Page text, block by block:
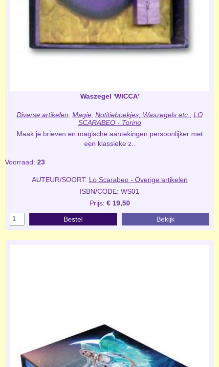
Waszegel 'WICCA'
Diverse artikelen Magie, Notitieboekjes, Waszegels etc.
LO
SCARABEO - Torino
Maak je brieven en magische aantekingen persoonlijker met
een klassieke z..
Voorraad: 23
AUTEUR/SOORT: Lo Scarabeo - Overige artikelen
ISBN/CODE: WS01
Prijs: € 19,50
Bestel Bekijk